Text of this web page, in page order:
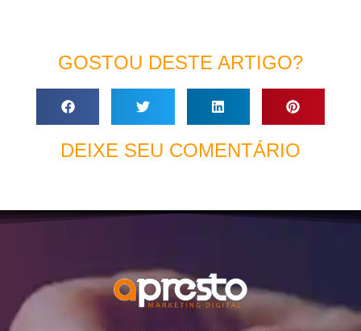
GOSTOU DESTE ARTIGO?
DEIXE SEU COMENTÁRIO